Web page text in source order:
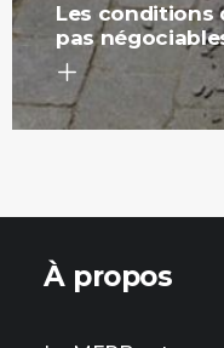
Les conditions
pas
À propos